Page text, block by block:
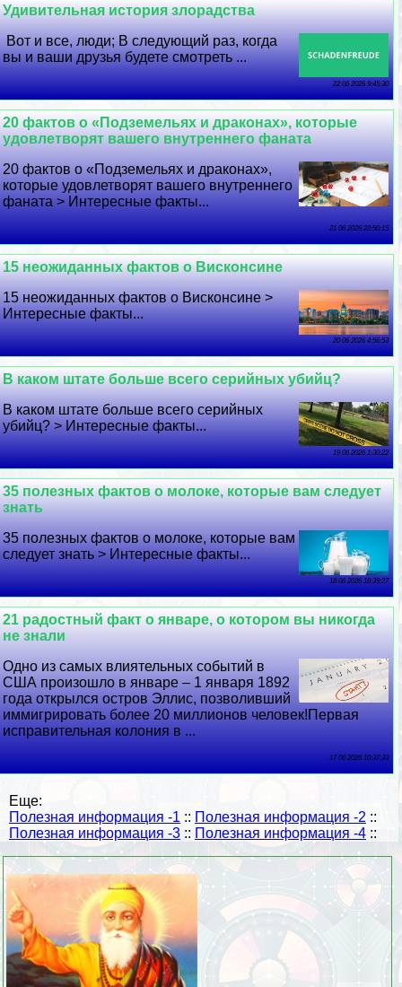
Удивительная история злорадства
Вот и все, люди; В следующий раз, когда
вы и ваши друзья будете смотреть ...
22 06 2026 9:45:30
20 фактов о «Подземельях и дpaконах», которые
удовлетворят вашего внутреннего фаната
20 фактов о «Подземельях и дpaконах»,
которые удовлетворят вашего внутреннего
фаната > Интересные факты...
21 06 2026 22:50:15
15 неожиданных фактов о Висконсине
15 неожиданных фактов о Висконсине >
Интересные факты...
20 06 2026 4:56:53
В каком штате больше всего серийных убийц?
В каком штате больше всего серийных
убийц? > Интересные факты...
19 06 2026 1:30:22
35 полезных фактов о молоке, которые вам следует
знать
35 полезных фактов о молоке, которые вам
следует знать > Интересные факты...
18 06 2026 18:39:27
21 радостный факт о январе, о котором вы никогда
не знали
Одно из самых влиятельных событий в
США произошло в январе – 1 января 1892
года открылся остров Эллис, позволивший
иммигрировать более 20 миллионов человек!Первая
исправительная колония в ...
17 06 2026 10:37:33
Еще:
Полезная информация -1 :: Полезная информация -2 ::
Полезная информация -3 :: Полезная информация -4 ::